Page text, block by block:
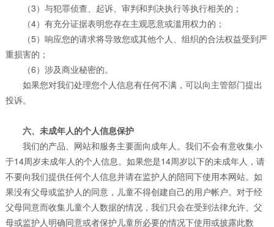
（3）与犯罪侦查、起诉、审判和判决执行等执行相关的；
（4）有充分证据表明您存在主观恶意或滥用权力的；
（5）响应您的请求将导致您或其他个人、组织的合法权益受到严
重损害的；
（6）涉及商业秘密的。
如果您对我们处理您个人信息有任何不满，可以向主管部门提出
投诉。
六、未成年人的个人信息保护
我们的产品、网站和服务主要面向成年人。我们不会有意收集小
于14周岁未成年人的个人信息。如果您是14周岁以下的未成年人，请
不要向我们提供任何个人信息并请在监护人的陪同下使用本网站。如
果没有父母或监护人的同意，儿童不得创建自己的用户帐户。对于经
父母同意而收集儿童个人数据的情况，我们只会在受到法律允许、父
母或监护人明确同意或者保护儿童所必要的情况下使用或披露此数